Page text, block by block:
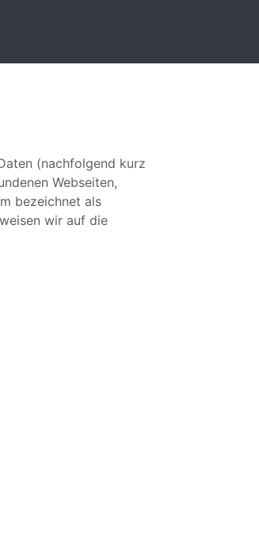
(nachfolgend kurz
Webseiten,
bezeichnet als
wir auf die